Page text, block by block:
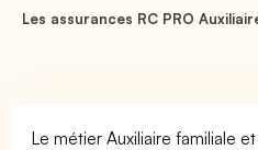
Les assurances RC PRO
Le métier Auxiliaire familiale